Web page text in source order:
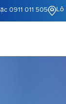
0911 011 505 Lô